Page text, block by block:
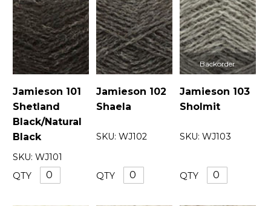
Jamieson 101
Shetland
Black/Natural
Black
SKU: WJ101
QTY
Jamieson 102
Shaela
SKU: WJ102
QTY
Jamieson 103
Sholmit
SKU: WJ103
QTY